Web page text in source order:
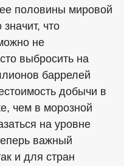
половины мировой
что
не
выбросить на
баррелей
добычи в
чем в морозной
на уровне
важный
и для стран